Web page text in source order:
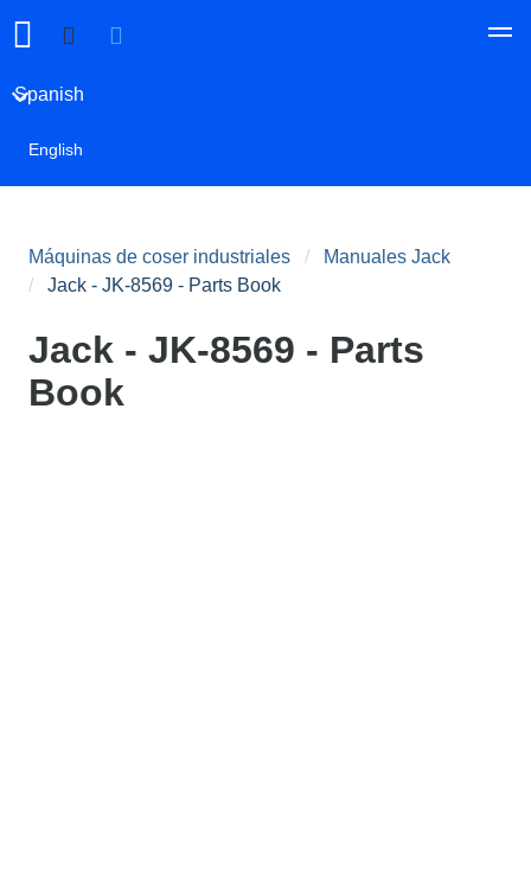
Spanish
English
Máquinas de coser industriales
Manuales Jack
Jack - JK-8569 - Parts Book
Jack - JK-8569 - Parts
Book